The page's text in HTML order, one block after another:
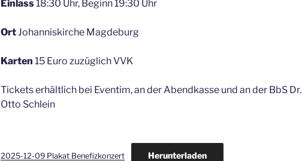
Einlass18:30 Uhr, Beginn 19:30 Uhr
OrtJohanniskirche Magdeburg
Karten 15 Euro zuzüglich VVK
Tickets erhältlich bei Eventim, an der Abendkasse und an der BbS Dr.
Otto Schlein
2025-12-09 Plakat Benefizkonzert Herunterladen